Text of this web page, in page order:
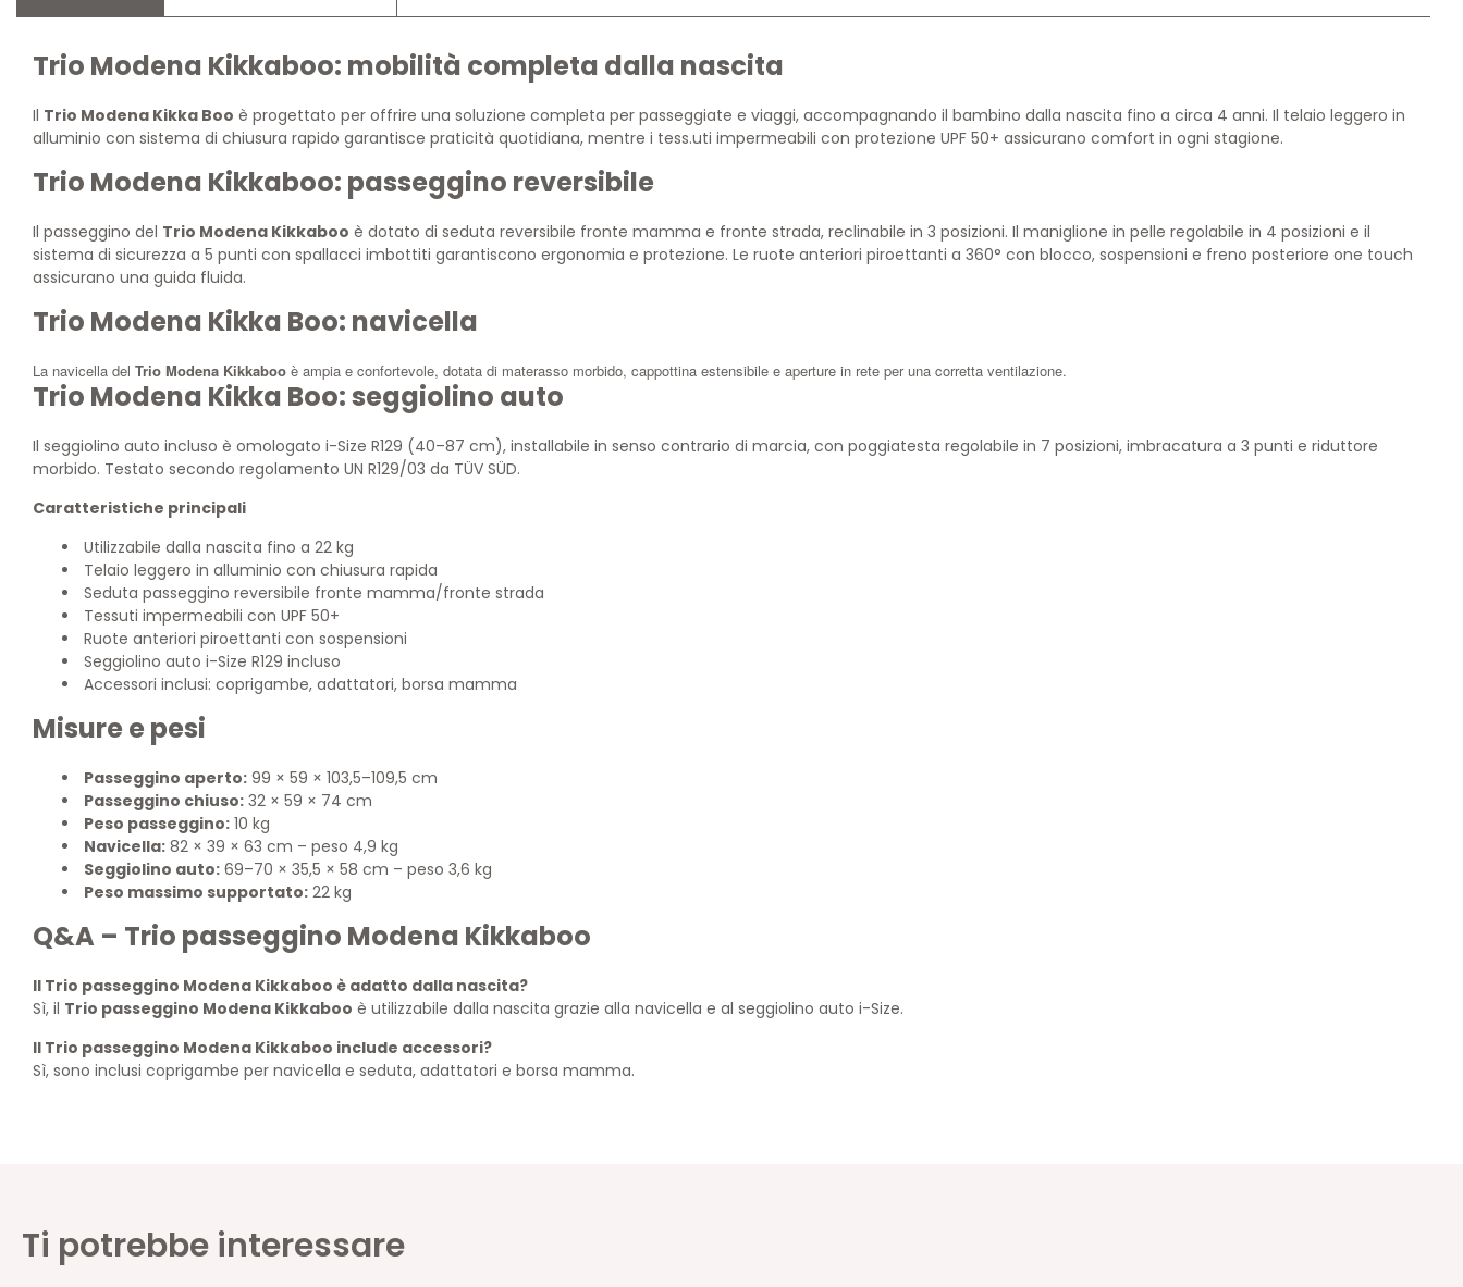
Trio Modena Kikkaboo: mobilità completa dalla nascita
Il Trio Modena Kikka Boo è progettato per offrire una soluzione completa per passeggiate e viaggi, accompagnando il bambino dalla nascita fino a circa 4 anni. Il telaio leggero in
alluminio con sistema di chiusura rapido garantisce praticità quotidiana, mentre i tess.uti impermeabili con protezione UPF 50+ assicurano comfort in ogni stagione.
Trio Modena Kikkaboo: passeggino reversibile
Il passeggino del Trio Modena Kikkaboo è dotato di seduta reversibile fronte mamma e fronte strada, reclinabile in 3 posizioni. Il maniglione in pelle regolabile in 4 posizioni e il
sistema di sicurezza a 5 punti con spallacci imbottiti garantiscono ergonomia e protezione. Le ruote anteriori piroettanti a 360° con blocco, sospensioni e freno posteriore one touch
assicurano una guida fluida.
Trio Modena Kikka Boo: navicella
La navicella del Trio Modena Kikkaboo è ampia e confortevole, dotata di materasso morbido, cappottina estensibile e aperture in rete per una corretta ventilazione.
Trio Modena Kikka Boo: seggiolino auto
Il seggiolino auto incluso è omologato i-Size R129 (40–87 cm), installabile in senso contrario di marcia, con poggiatesta regolabile in 7 posizioni, imbracatura a 3 punti e riduttore
morbido. Testato secondo regolamento UN R129/03 da TÜV SÜD.
Caratteristiche principali
Utilizzabile dalla nascita fino a 22 kg
Telaio leggero in alluminio con chiusura rapida
Seduta passeggino reversibile fronte mamma/fronte strada
Tessuti impermeabili con UPF 50+
Ruote anteriori piroettanti con sospensioni
Seggiolino auto i-Size R129 incluso
Accessori inclusi: coprigambe, adattatori, borsa mamma
Misure e pesi
Passeggino aperto: 99 × 59 × 103,5–109,5 cm
Passeggino chiuso: 32 × 59 × 74 cm
Peso passeggino: 10 kg
Navicella: 82 × 39 × 63 cm – peso 4,9 kg
Seggiolino auto: 69–70 × 35,5 × 58 cm – peso 3,6 kg
Peso massimo supportato: 22 kg
Q&A – Trio passeggino Modena Kikkaboo
Il Trio passeggino Modena Kikkaboo è adatto dalla nascita?
Sì, il Trio passeggino Modena Kikkaboo è utilizzabile dalla nascita grazie alla navicella e al seggiolino auto i-Size.
Il Trio passeggino Modena Kikkaboo include accessori?
Sì, sono inclusi coprigambe per navicella e seduta, adattatori e borsa mamma.
Ti potrebbe interessare